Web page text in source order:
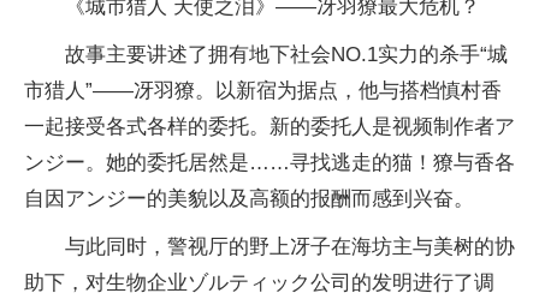
《城市猎人 天使之泪》——冴羽獠最大危机？
故事主要讲述了拥有地下社会NO.1实力的杀手“城
市猎人”——冴羽獠。以新宿为据点，他与搭档慎村香
一起接受各式各样的委托。新的委托人是视频制作者ア
ンジー。她的委托居然是……寻找逃走的猫！獠与香各
自因アンジー的美貌以及高额的报酬而感到兴奋。
与此同时，警视厅的野上冴子在海坊主与美树的协
助下，对生物企业ゾルティック公司的发明进行了调